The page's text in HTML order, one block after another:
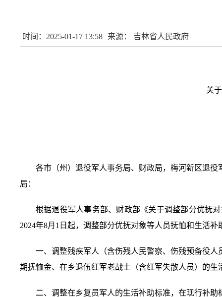
时间：2025-01-17 13:58 来源： 吉林省人民政府
关
各市（州）退役军人事务局、财政局，梅河新区退
局：
根据退役军人事务部、财政部《关于调整部分优抚
2024年8月1日起，调整部分优抚对象等人员抚恤和生活
一、调整残疾军人（含伤残人民警察、伤残预备役
期抚恤金、在乡退伍红军老战士（含红军失散人员）的
二、调整在乡复员军人的生活补助标准，在现行补助